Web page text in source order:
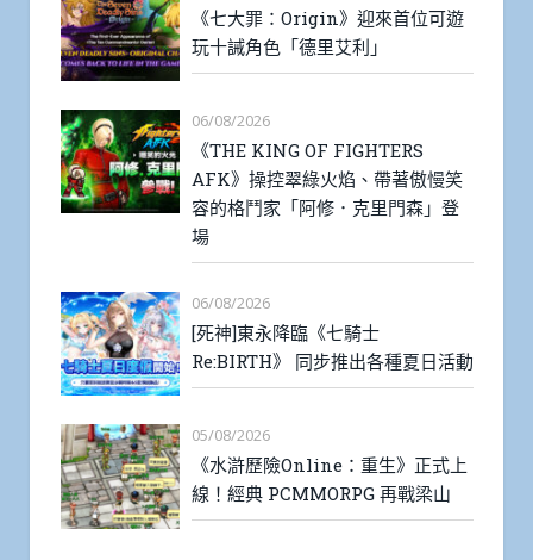
《七大罪：Origin》迎來首位可遊
玩十誡角色「德里艾利」
06/08/2026
《THE KING OF FIGHTERS
AFK》操控翠綠火焰、帶著傲慢笑
容的格鬥家「阿修．克里門森」登
場
06/08/2026
[死神]東永降臨《七騎士
Re:BIRTH》 同步推出各種夏日活動
05/08/2026
《水滸歷險Online：重生》正式上
線！經典 PCMMORPG 再戰梁山